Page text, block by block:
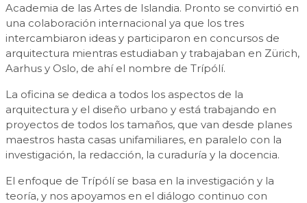
Academia de las Artes de Islandia. Pronto se convirtió en
una colaboración internacional ya que los tres
intercambiaron ideas y participaron en concursos de
arquitectura mientras estudiaban y trabajaban en Zürich,
Aarhus y Oslo, de ahí el nombre de Trípólí.
La oficina se dedica a todos los aspectos de la
arquitectura y el diseño urbano y está trabajando en
proyectos de todos los tamaños, que van desde planes
maestros hasta casas unifamiliares, en paralelo con la
investigación, la redacción, la curaduría y la docencia.
El enfoque de Trípólí se basa en la investigación y la
teoría, y nos apoyamos en el diálogo continuo con